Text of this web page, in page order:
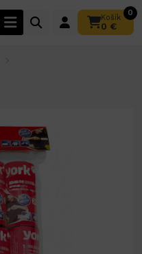
Košík
0
0 €